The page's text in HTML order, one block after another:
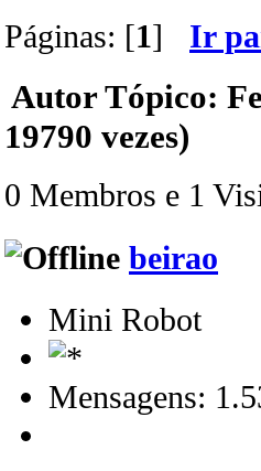
Páginas: [1] Ir
AutorTópico:
19790 vezes)
0 Membros e 1
beirao
Mini Robot
Mensagens: